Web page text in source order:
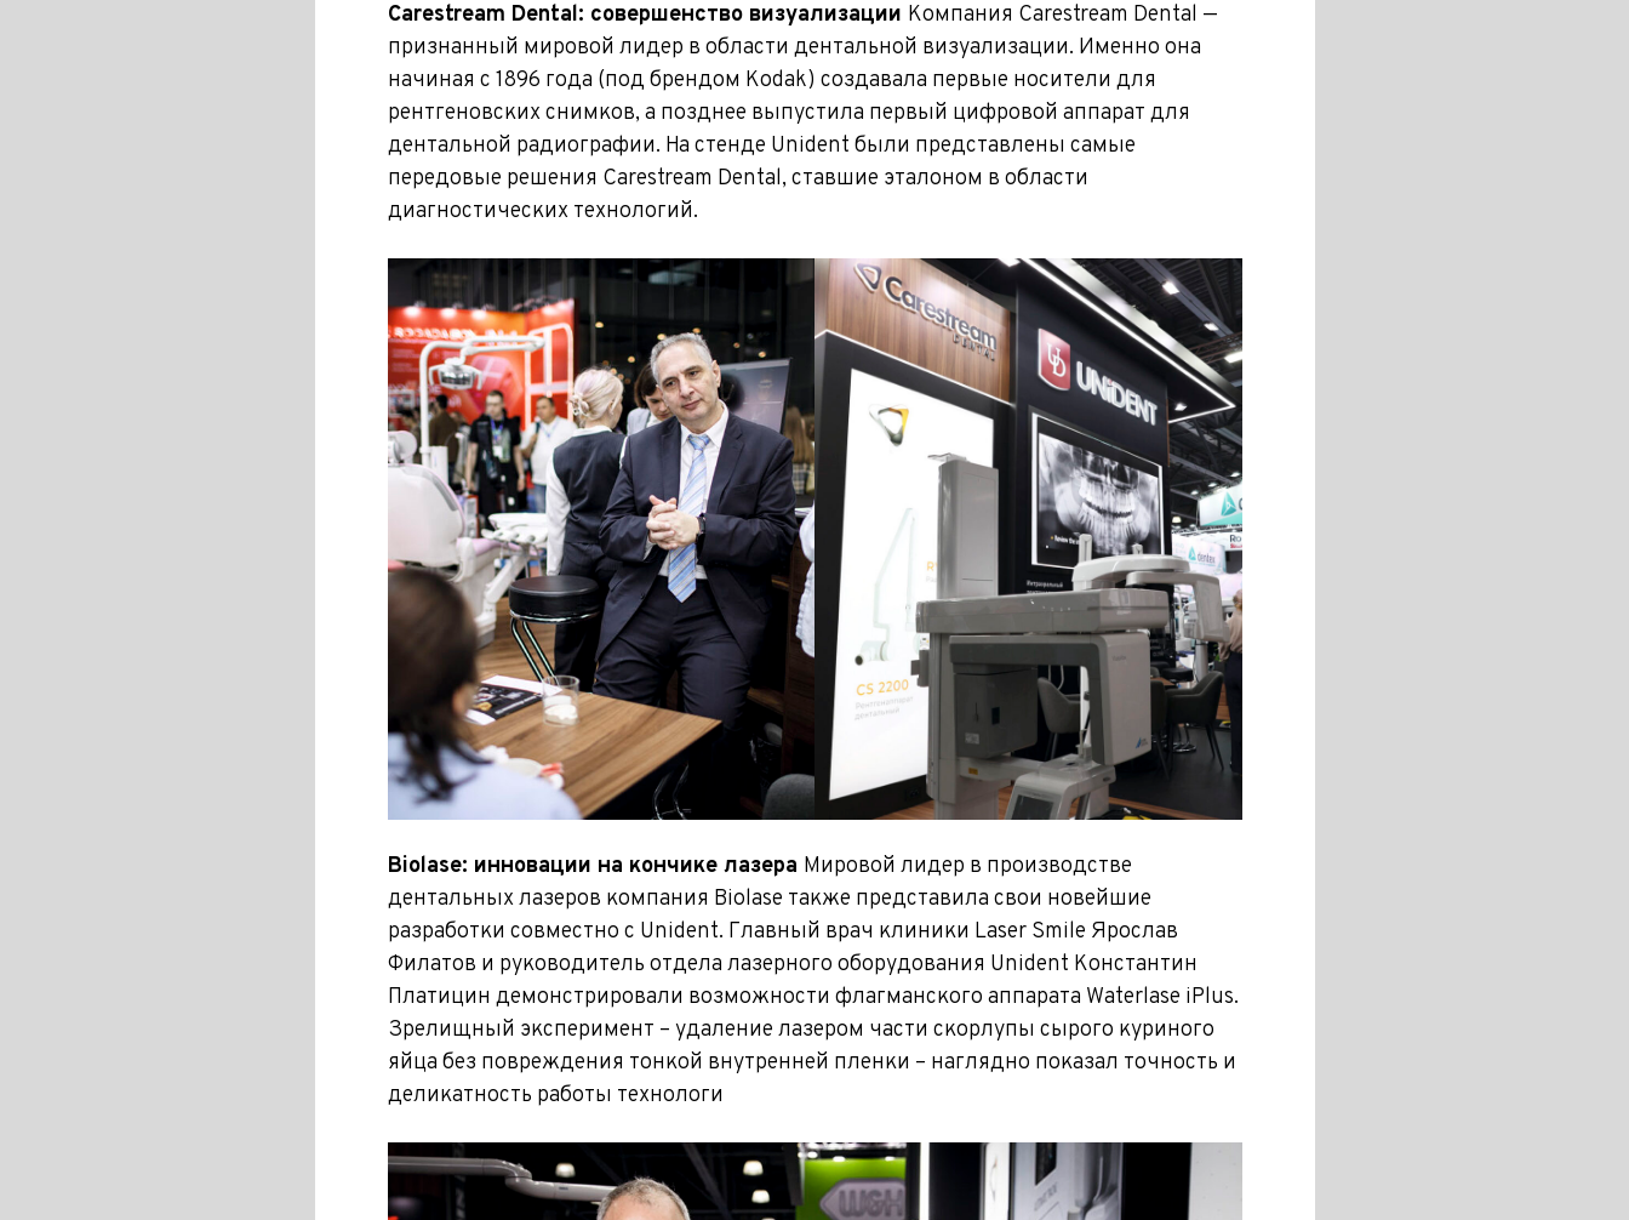
Carestream Dental: совершенство визуализации Компания Carestream Dental —
признанный мировой лидер в области дентальной визуализации. Именно она
начиная с 1896 года (под брендом Kodak) созда­вала первые носители для
рентгеновских снимков, а позднее выпустила первый цифровой аппарат для
дентальной радиографии. На стенде Unident были представлены самые
передовые решения Carestream Dental, ставшие эталоном в области
диагностических технологий.
Biolase: инновации на кончике лазера Мировой лидер в производстве
дентальных лазеров компания Biolase также представила свои новейшие
разработки совместно с Unident. Главный врач клиники Laser Smile Ярослав
Филатов и руководитель от­дела лазерного оборудования Unident Константин
Платицин демонстри­ровали возможности флагманского аппарата Waterlase iPlus.
Зрелищный эксперимент – удаление лазером части скорлупы сырого куриного
яйца без повреждения тонкой внутренней пленки – наглядно показал точность и
деликатность работы технологи